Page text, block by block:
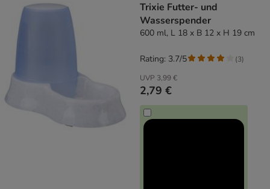
Trixie Futter- und
Wasserspender
600 ml, L 18 x B 12 x H 19 cm
UVP 3,99 €
2,79 €
Rating: 3.7/5 (3)